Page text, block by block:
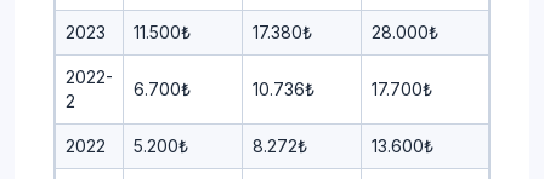
2023 11.500₺ 17.380₺ 28.000₺
2022-
2
6.700₺ 10.736₺ 17.700₺
2022 5.200₺ 8.272₺ 13.600₺